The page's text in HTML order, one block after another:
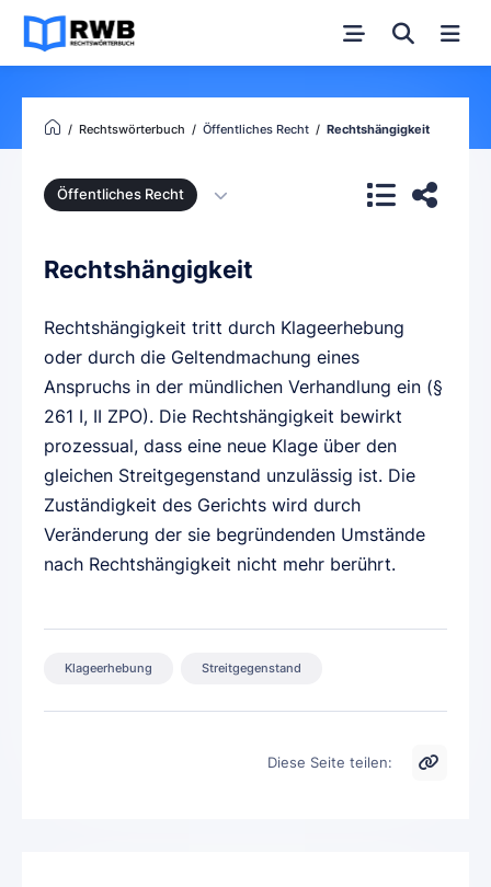
Rechtswörterbuch Öffentliches Recht Rechtshängigkeit
Öffentliches Recht
Rechtshängigkeit
Rechtshängigkeit tritt durch Klageerhebung
oder durch die Geltendmachung eines
Anspruchs in der mündlichen Verhandlung ein (§
261 I, II ZPO). Die Rechtshängigkeit bewirkt
prozessual, dass eine neue Klage über den
gleichen Streitgegenstand unzulässig ist. Die
Zuständigkeit des Gerichts wird durch
Veränderung der sie begründenden Umstände
nach Rechtshängigkeit nicht mehr berührt.
Klageerhebung Streitgegenstand
Diese Seite teilen: